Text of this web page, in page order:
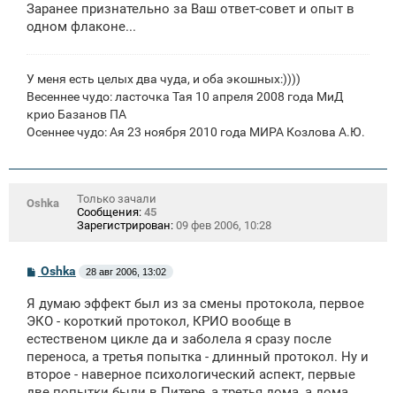
Заранее признательно за Ваш ответ-совет и опыт в
одном флаконе...
У меня есть целых два чуда, и оба экошных:))))
Весеннее чудо: ласточка Тая 10 апреля 2008 года МиД
крио Базанов ПА
Осеннее чудо: Ая 23 ноября 2010 года МИРА Козлова А.Ю.
Oshka
Только зачали
Сообщения: 45
Зарегистрирован: 09 фев 2006, 10:28
С
о
б
щ
н
и
Oshka 28 авг 2006, 13:02
Я думаю эффект был из за смены протокола, первое
ЭКО - короткий протокол, КРИО вообще в
естественом цикле да и заболела я сразу после
переноса, а третья попытка - длинный протокол. Ну и
второе - наверное психологический аспект, первые